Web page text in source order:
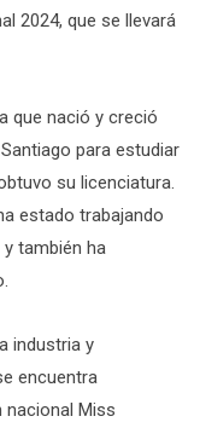
2024, que se llevará
que nació y creció
para estudiar
su licenciatura.
estado trabajando
también ha
industria y
encuentra
nacional Miss